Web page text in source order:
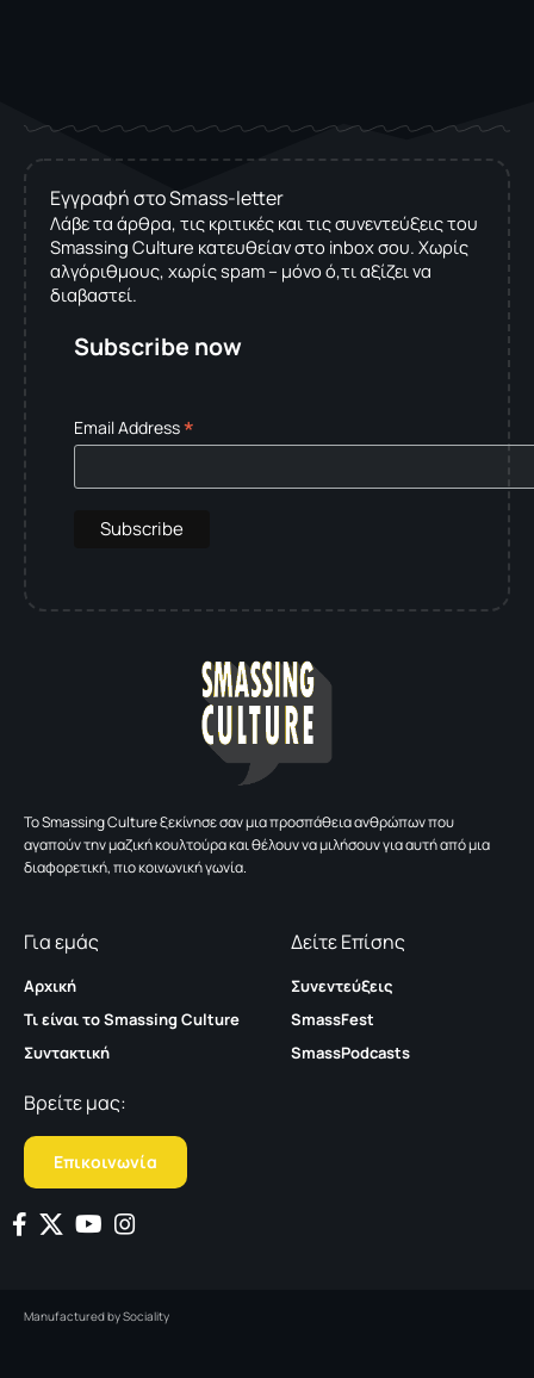
Εγγραφή στο Smass-letter
Λάβε τα άρθρα, τις κριτικές και τις συνεντεύξεις του
Smassing Culture κατευθείαν στο inbox σου. Χωρίς
αλγόριθμους, χωρίς spam – μόνο ό,τι αξίζει να
διαβαστεί.
Subscribe now
Email Address*
To Smassing Culture ξεκίνησε σαν μια προσπάθεια ανθρώπων που
αγαπούν την μαζική κουλτούρα και θέλουν να μιλήσουν για αυτή από μια
διαφορετική, πιο κοινωνική γωνία.
Για εμάς
Αρχική
Τι είναι το Smassing Culture
Συντακτική
Δείτε Επίσης
Συνεντεύξεις
SmassFest
SmassPodcasts
Βρείτε μας:
Επικοινωνία
Manufactured bySociality